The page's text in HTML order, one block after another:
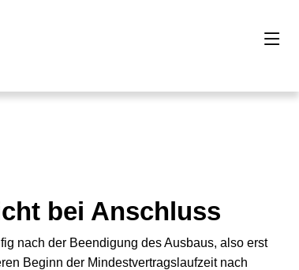
bei Anschluss
nach der Beendigung des Ausbaus, also erst
Beginn der Mindestvertragslaufzeit nach